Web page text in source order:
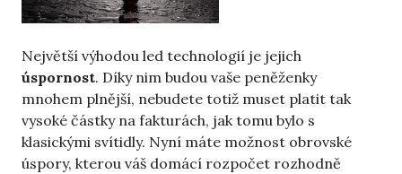
Největší výhodou led technologií je jejich
úspornost. Díky nim budou vaše peněženky
mnohem plnější, nebudete totiž muset platit tak
vysoké částky na fakturách, jak tomu bylo s
klasickými svítidly. Nyní máte možnost obrovské
úspory, kterou váš domácí rozpočet rozhodně